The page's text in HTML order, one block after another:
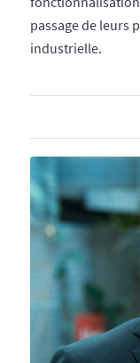
passage de leurs
industrielle.